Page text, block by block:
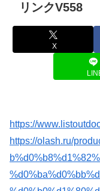
リンクV558
X
https://
https://olash.ru/